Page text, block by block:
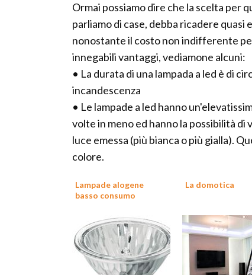
Ormai possiamo dire che la scelta per
parliamo di case, debba ricadere quasi
nonostante il costo non indifferente
innegabili vantaggi, vediamone alcuni:
• La durata di una lampada a led è di
incandescenza
• Le lampade a led hanno
volte in meno ed hanno la possibilità
luce emessa (più bianca o più gialla).
colore.
Lampade alogene
basso consumo
La domotica